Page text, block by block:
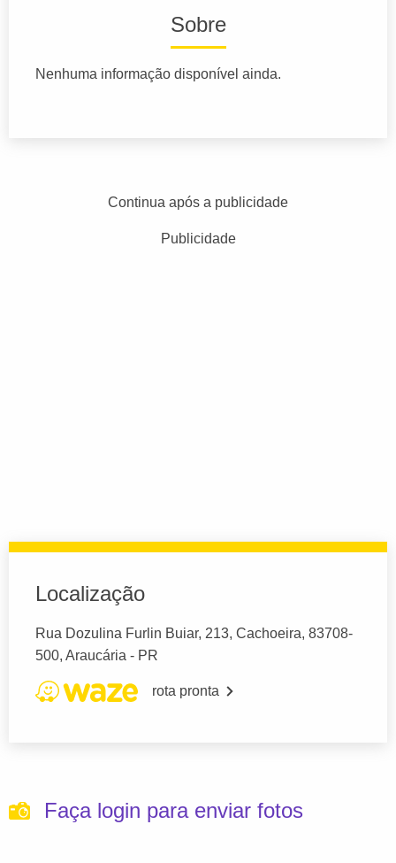
Sobre
Nenhuma informação disponível ainda.
Continua após a publicidade
Publicidade
Localização
Rua Dozulina Furlin Buiar, 213, Cachoeira, 83708-
500, Araucária - PR
rota pronta
Faça login para enviar fotos